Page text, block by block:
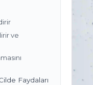
ve
Faydaları